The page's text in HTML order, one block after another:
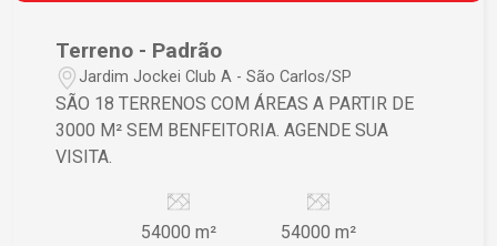
Terreno - Padrão
Jardim Jockei Club A - São Carlos/SP
SÃO 18 TERRENOS COM ÁREAS A PARTIR DE
3000 M² SEM BENFEITORIA. AGENDE SUA
VISITA.
54000 m² 54000 m²